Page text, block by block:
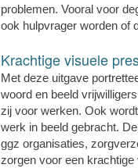
problemen. Vooral voor
ook hulpvrager worden of
Krachtige visuele
Met deze uitgave
woord en beeld
zij voor werken. Ook
werk in beeld gebracht.
ggz organisaties,
zorgen voor een